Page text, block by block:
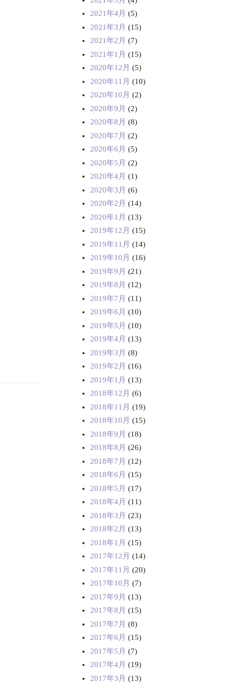
2021年4月 (5)
2021年3月 (15)
2021年2月 (7)
2021年1月 (15)
2020年12月 (5)
2020年11月 (10)
2020年10月 (2)
2020年9月 (2)
2020年8月 (8)
2020年7月 (2)
2020年6月 (5)
2020年5月 (2)
2020年4月 (1)
2020年3月 (6)
2020年2月 (14)
2020年1月 (13)
2019年12月 (15)
2019年11月 (14)
2019年10月 (16)
2019年9月 (21)
2019年8月 (12)
2019年7月 (11)
2019年6月 (10)
2019年5月 (10)
2019年4月 (13)
2019年3月 (8)
2019年2月 (16)
2019年1月 (13)
2018年12月 (6)
2018年11月 (19)
2018年10月 (15)
2018年9月 (18)
2018年8月 (26)
2018年7月 (12)
2018年6月 (15)
2018年5月 (17)
2018年4月 (11)
2018年3月 (23)
2018年2月 (13)
2018年1月 (15)
2017年12月 (14)
2017年11月 (20)
2017年10月 (7)
2017年9月 (13)
2017年8月 (15)
2017年7月 (8)
2017年6月 (15)
2017年5月 (7)
2017年4月 (19)
2017年3月 (13)